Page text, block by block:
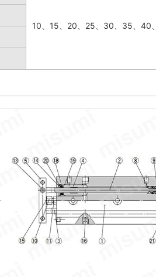
10、15、20、25、30、35、